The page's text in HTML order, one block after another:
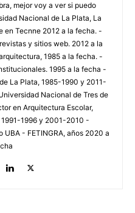
mejor voy a ver si puedo
Nacional de La Plata, La
en Tecnne 2012 a la fecha. -
y sitios web. 2012 a la
1985 a la fecha. -
1995 a la fecha -
La Plata, 1985-1990 y 2011-
Nacional de Tres de
en Arquitectura Escolar,
1996 y 2001-2010 -
- FETINGRA, años 2020 a